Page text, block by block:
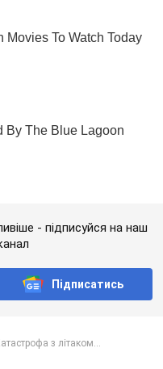
- підписуйся на наш
Підписатись
з літаком...